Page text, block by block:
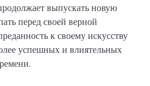
выпускать новую
перед своей верной
к своему искусству
успешных и влиятельных